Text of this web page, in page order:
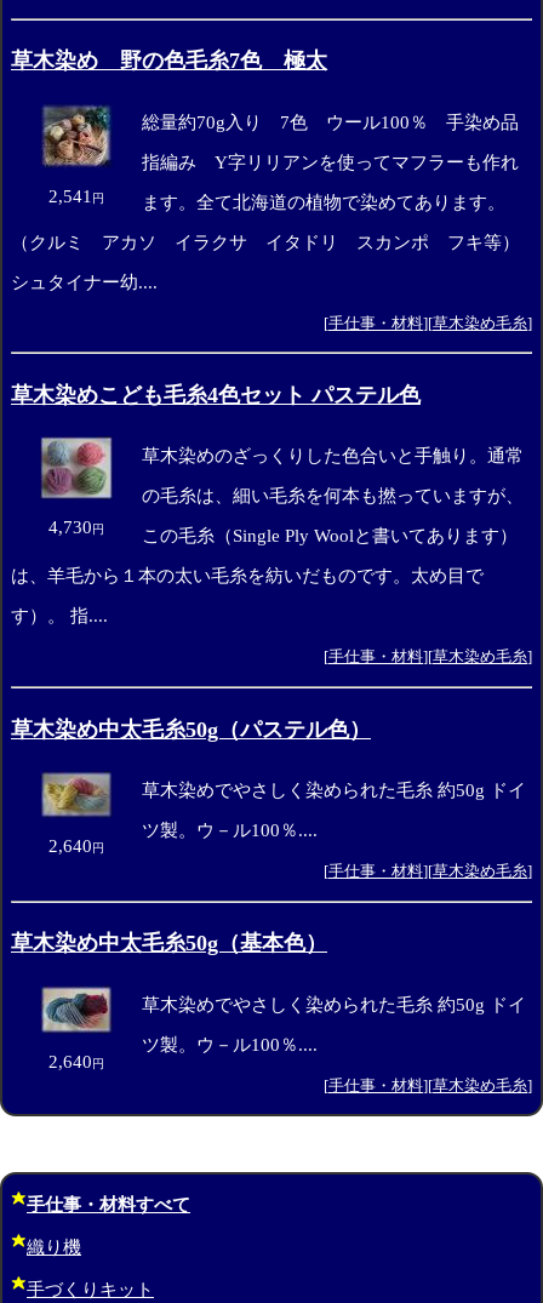
草木染め 野の色毛糸7色 極太
2,541 円
総量約70g入り 7色 ウール100％ 手染め品
指編み Y字リリアンを使ってマフラーも作れ
ます。全て北海道の植物で染めてあります。
（クルミ アカソ イラクサ イタドリ スカンポ フキ等）
シュタイナー幼....
[手仕事・材料][草木染め毛糸]
草木染めこども毛糸4色セット パステル色
4,730円
草木染めのざっくりした色合いと手触り。通常
の毛糸は、細い毛糸を何本も撚っていますが、
この毛糸（Single Ply Woolと書いてあります）
は、羊毛から１本の太い毛糸を紡いだものです。太め目で
す）。 指....
[手仕事・材料][草木染め毛糸]
草木染め中太毛糸50g（パステル色）
2,640円
草木染めでやさしく染められた毛糸 約50g ドイ
ツ製。ウ－ル100％....
[手仕事・材料][草木染め毛糸]
草木染め中太毛糸50g（基本色）
2,640円
草木染めでやさしく染められた毛糸 約50g ドイ
ツ製。ウ－ル100％....
[手仕事・材料][草木染め毛糸]
手仕事・材料すべて
織り機
手づくりキット